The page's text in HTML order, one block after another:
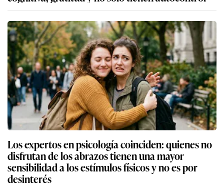
Los expertos en psicología coinciden: quienes no
disfrutan de los abrazos tienen una mayor
sensibilidad a los estímulos físicos y no es por
desinterés